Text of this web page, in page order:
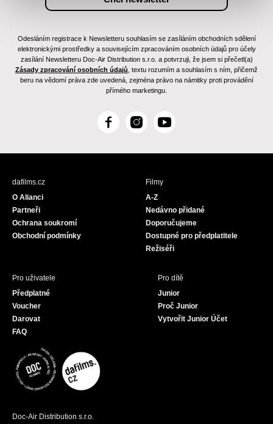
Odesláním registrace k Newsletteru souhlasím se zasíláním obchodních sdělení
elektronickými prostředky a souvisejícím zpracováním osobních údajů pro účely
zasílání Newsletteru Doc-Air Distribution s.r.o. a potvrzuji, že jsem si přečetl(a)
Zásady zpracování osobních údajů , textu rozumím a souhlasím s ním, přičemž
beru na vědomí práva zde uvedená, zejména právo na námitky proti provádění
přímého marketingu.
F
c
I
s
Y
u
dafilms.cz
O Alianci
Partneři
Ochrana soukromí
Obchodní podmínky
Filmy
A-Z
Nedávno přidané
Doporučujeme
Dostupné pro předplatitele
Režiséři
Pro uživatele
Předplatné
Voucher
Darovat
FAQ
Pro dítě
Junior
Proč Junior
Vytvořit Junior Účet
Doc-Air Distribution s.r.o.